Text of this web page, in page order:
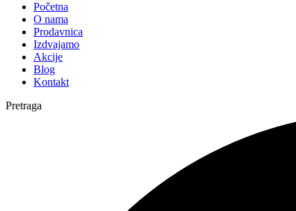
Početna
O nama
Prodavnica
Izdvajamo
Akcije
Blog
Kontakt
Pretraga